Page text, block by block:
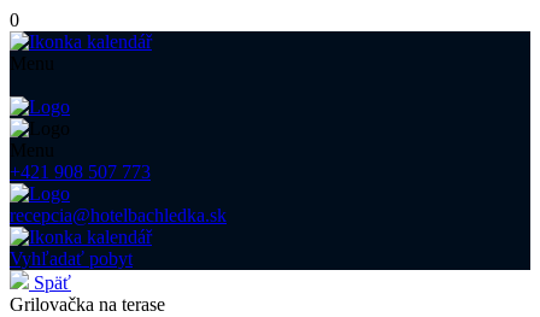
0
Menu
Menu
+421 908 507 773
recepcia@hotelbachledka.sk
Vyhľadať pobyt
Späť
Grilovačka na terase